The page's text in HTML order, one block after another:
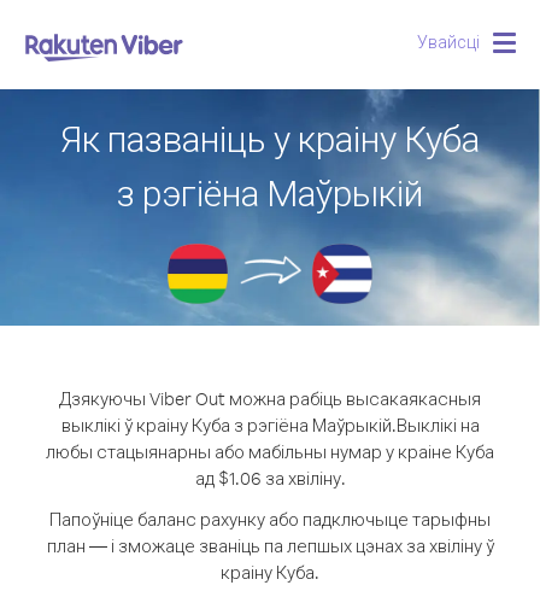
Увайсці
Як пазваніць у краіну Куба
з рэгіёна Маўрыкій
Дзякуючы Viber Out можна рабіць высакаякасныя
выклікі ў краіну Куба з рэгіёна Маўрыкій.Выклікі на
любы стацыянарны або мабільны нумар у краіне Куба
ад $1.06 за хвіліну.
Папоўніце баланс рахунку або падключыце тарыфны
план — і зможаце званіць па лепшых цэнах за хвіліну ў
краіну Куба.